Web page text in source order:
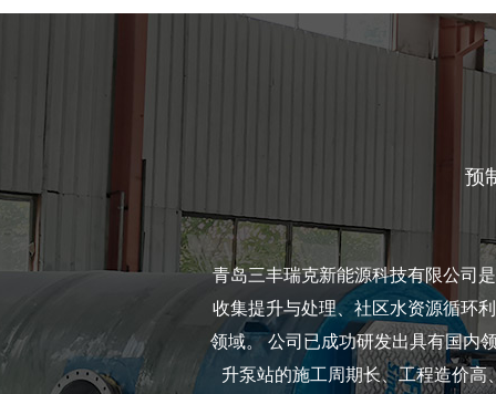
预
青岛三丰瑞克新能源科技有限公司
收集提升与处理、社区水资源循环
领域。 公司已成功研发出具有国内
升泵站的施工周期长、工程造价